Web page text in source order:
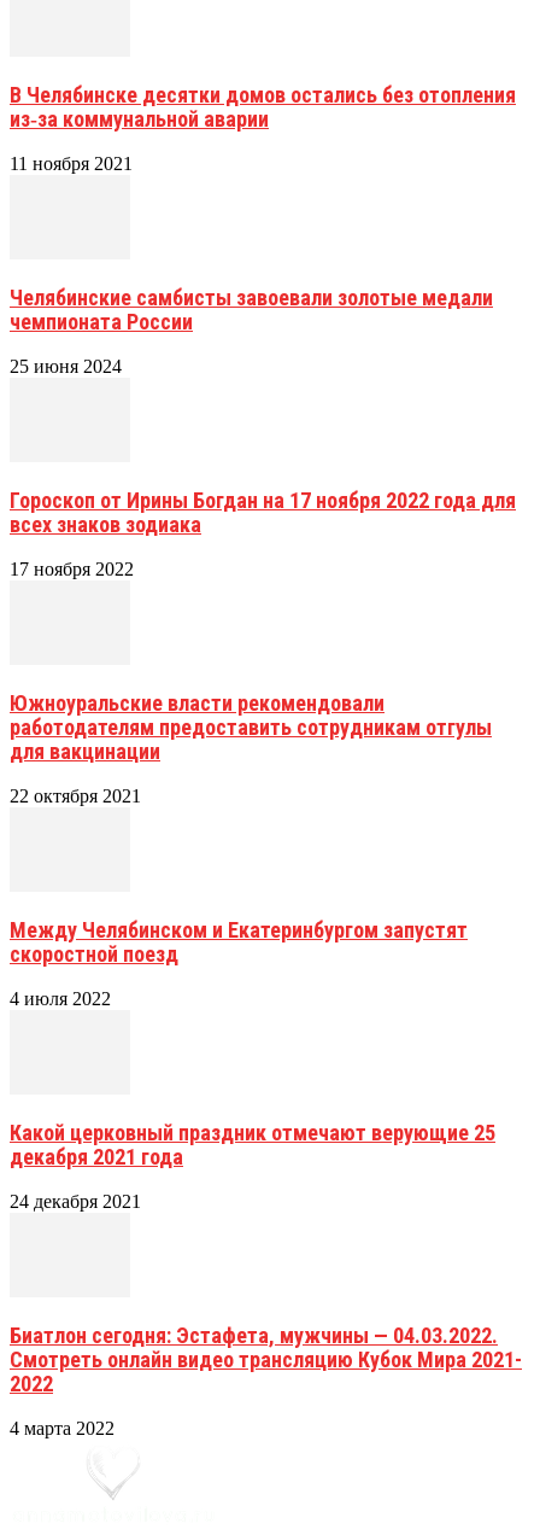
В Челябинске десятки домов остались без отопления
из‑за коммунальной аварии
11 ноября 2021
Челябинские самбисты завоевали золотые медали
чемпионата России
25 июня 2024
Гороскоп от Ирины Богдан на 17 ноября 2022 года для
всех знаков зодиака
17 ноября 2022
Южноуральские власти рекомендовали
работодателям предоставить сотрудникам отгулы
для вакцинации
22 октября 2021
Между Челябинском и Екатеринбургом запустят
скоростной поезд
4 июля 2022
Какой церковный праздник отмечают верующие 25
декабря 2021 года
24 декабря 2021
Биатлон сегодня: Эстафета, мужчины — 04.03.2022.
Смотреть онлайн видео трансляцию Кубок Мира 2021-
2022
4 марта 2022